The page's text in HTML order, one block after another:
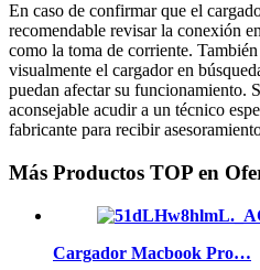
En caso de confirmar que el
recomendable revisar la conexión
como la toma de corriente.
visualmente el cargador en
puedan afectar su funcionamiento.
aconsejable acudir a un técnico
fabricante para recibir
Más Productos TOP en
Cargador Macbook Pro…